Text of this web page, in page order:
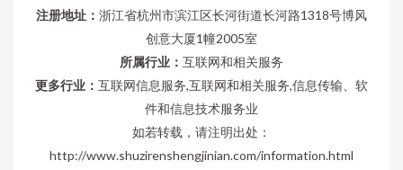
注册地址： 浙江省杭州市滨江区长河街道长河路1318号博风
创意大厦1幢2005室
所属行业： 互联网和相关服务
更多行业： 互联网信息服务,互联网和相关服务,信息传输、软
件和信息技术服务业
如若转载，请注明出处：
http://www.shuzirenshengjinian.com/information.html